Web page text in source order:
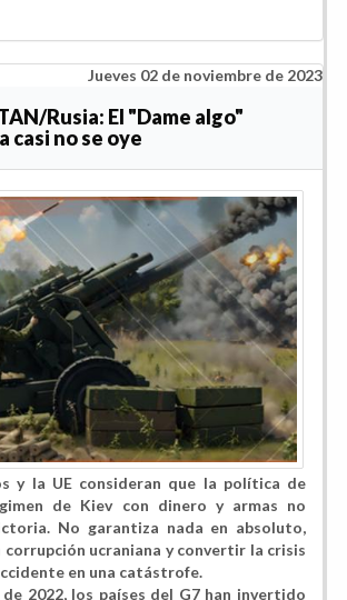
Jueves 02 de noviembre de 2023
Rusia: El "Dame algo"
casi no se oye
y la UE consideran que la política de
de Kiev con dinero y armas no
No garantiza nada en absoluto,
corrupción ucraniana y convertir la crisis
en una catástrofe.
2022, los países del G7 han invertido